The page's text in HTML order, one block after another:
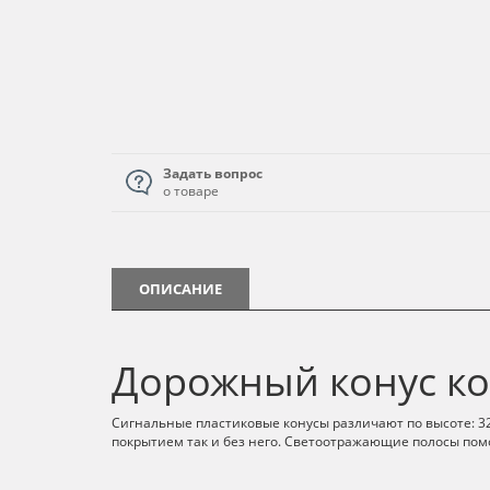
Задать вопрос
о товаре
ОПИСАНИЕ
Дорожный конус
Сигнальные пластиковые конусы различают по
покрытием так и без него. Светоотражающие полосы